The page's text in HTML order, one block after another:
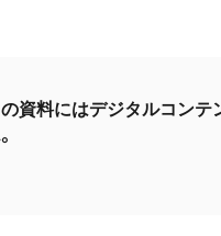
資料にはデジタルコンテ